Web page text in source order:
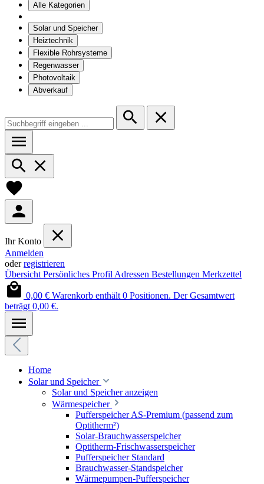
Alle Kategorien
Solar und Speicher
Heiztechnik
Flexible Rohrsysteme
Regenwasser
Photovoltaik
Abverkauf
Ihr Konto
Anmelden
oderregistrieren
Übersicht Persönliches Profil Adressen Bestellungen Merkzettel
0,00 € Warenkorb enthält 0 Positionen. Der Gesamtwert
beträgt 0,00 €.
Home
Solar und Speicher
Solar und Speicher anzeigen
Wärmespeicher
Pufferspeicher AS-Premium (passend zum
Optitherm²)
Solar-Brauchwasserspeicher
Optitherm-Frischwasserspeicher
Pufferspeicher Standard
Brauchwasser-Standspeicher
Wärmepumpen-Pufferspeicher